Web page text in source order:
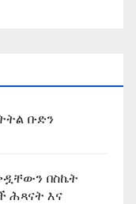
ቡድን
በስኬት
ሕጻናት እና